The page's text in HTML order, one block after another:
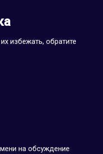
избежать, обратите
на обсуждение